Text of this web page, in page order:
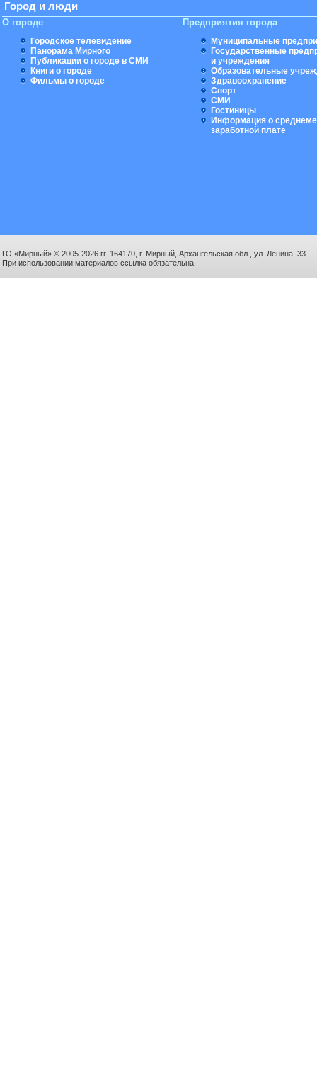
Город и люди
О городе
Городское телевидение
Панорама Мирного
Публикации о городе в СМИ
Книги о городе
Фильмы о городе
Предприятия города
Муниципальные
Государственные
и учреждения
Образовательные
Здравоохранение
Спорт
СМИ
Гостиницы
Информация о
заработной плате
ГО «Мирный» © 2005-2026 гг. 164170, г. Мирный, Архангельская обл., ул. Ленина, 33.
При использовании материалов ссылка обязательна.